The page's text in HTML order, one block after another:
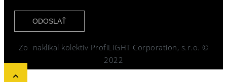
ODOSLAŤ
Zo naklikal kolektív ProfiLIGHT Corporation, s.r.o. ©
2022